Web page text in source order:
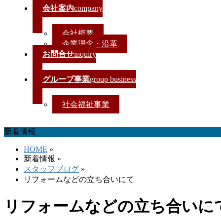
会社案内company
会社概要
企業理念・沿革
お問合せinquiry
グループ事業group business
社会福祉事業
新着情報
HOME »
新着情報 »
スタッフブログ »
リフォームなどの立ち合いにて
リフォームなどの立ち合いに